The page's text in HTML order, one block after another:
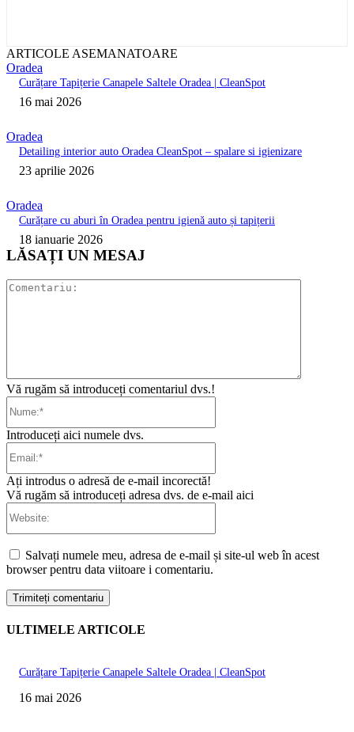
ARTICOLE ASEMANATOARE
Oradea
Curățare Tapițerie Canapele Saltele Oradea | CleanSpot
16 mai 2026
Oradea
Detailing interior auto Oradea CleanSpot – spalare si igienizare
23 aprilie 2026
Oradea
Curățare cu aburi în Oradea pentru igienă auto și tapițerii
18 ianuarie 2026
LĂSAȚI UN MESAJ
Vă rugăm să introduceți comentariul dvs.!
Introduceți aici numele dvs.
Ați introdus o adresă de e-mail incorectă!
Vă rugăm să introduceți adresa dvs. de e-mail aici
Salvați numele meu, adresa de e-mail și site-ul web în acest
browser pentru data viitoare i comentariu.
ULTIMELE ARTICOLE
Curățare Tapițerie Canapele Saltele Oradea | CleanSpot
16 mai 2026